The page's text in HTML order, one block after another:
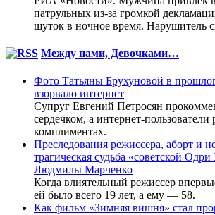
патрульных из-за громкой
шуток в ночное время. Нарушитель
Между нами, Девочками…
Фото Татьяны Брухуновой в
взорвало интернет
Супруг Евгений Петросян
сердечком, а интернет-пользователи
комплиментах.
Преследования режиссера, аборт и
трагическая судьба «советской
Людмилы Марченко
Когда влиятельный режиссер
ей было всего 19 лет, а ему — 58.
Как фильм «Зимняя вишня» стал